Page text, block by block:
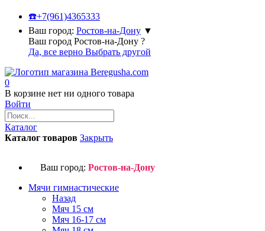
☎️+7(961)4365333
Ваш город: Ростов-на-Дону ▼
Ваш город Ростов-на-Дону ?
Да, все верно Выбрать другой
0
В корзине нет ни одного товара
Войти
Каталог
Каталог товаров Закрыть
Ваш город: Ростов-на-Дону
Мячи гимнастические
Назад
Мяч 15 см
Мяч 16-17 см